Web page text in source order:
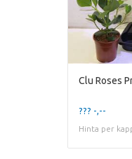
Clu Roses
??? -,--
Hinta per